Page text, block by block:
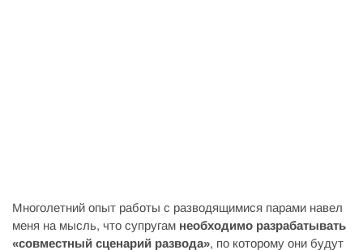
Многолетний опыт работы с разводящимися парами навел
меня на мысль, что супругам необходимо разрабатывать
«совместный сценарий развода», по которому они будут